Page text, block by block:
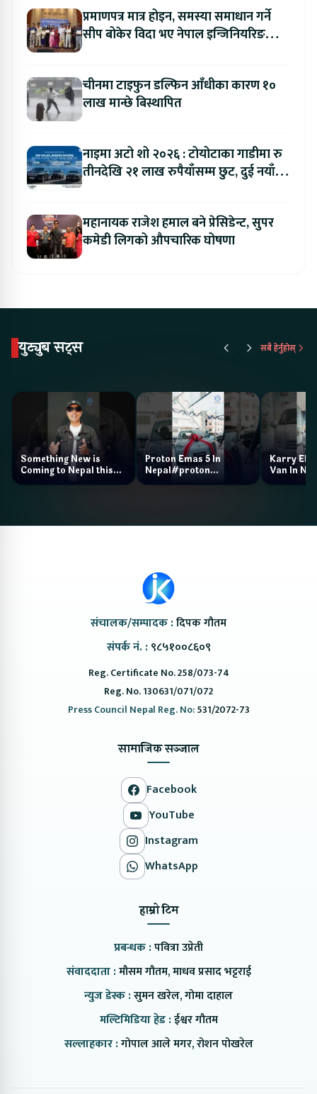
प्रमाणपत्र मात्र होइन, समस्या समाधान गर्ने
सीप बोकेर विदा भए नेपाल इन्जिनियरिङ
चीनमा टाइफुन डल्फिन आँधीका कारण १०
लाख मान्छे बिस्थापित
नाइमा अटो शो २०२६ : टोयोटाका गाडीमा रु
तीनदेखि २१ लाख रुपैयाँसम्म छुट, दुई नयाँ
महानायक राजेश हमाल बने प्रेसिडेन्ट, सुपर
कमेडी लिगको औपचारिक घोषणा
युट्युब सट्स सबै हेर्नुहोस्
Something New is
Coming to Nepal this
Proton Emas 5 In
Nepal#proton
Karry
Van In
संचालक/सम्पादक :दिपक गौतम
संपर्क नं. : ९८५१००८६०९
Reg. Certificate No. 258/073-74
Reg. No. 130631/071/072
Press Council Nepal Reg. No:531/2072-73
सामाजिक सञ्जाल
Facebook
YouTube
Instagram
WhatsApp
हाम्रो टिम
प्रबन्धक :पवित्रा उप्रेती
संवाददाता :मौसम गौतम, माधव प्रसाद भट्टराई
न्युज डेस्क :सुमन खरेल, गोमा दाहाल
मल्टिमिडिया हेड :ईश्वर गौतम
सल्लाहकार :गोपाल आले मगर, रोशन पोखरेल